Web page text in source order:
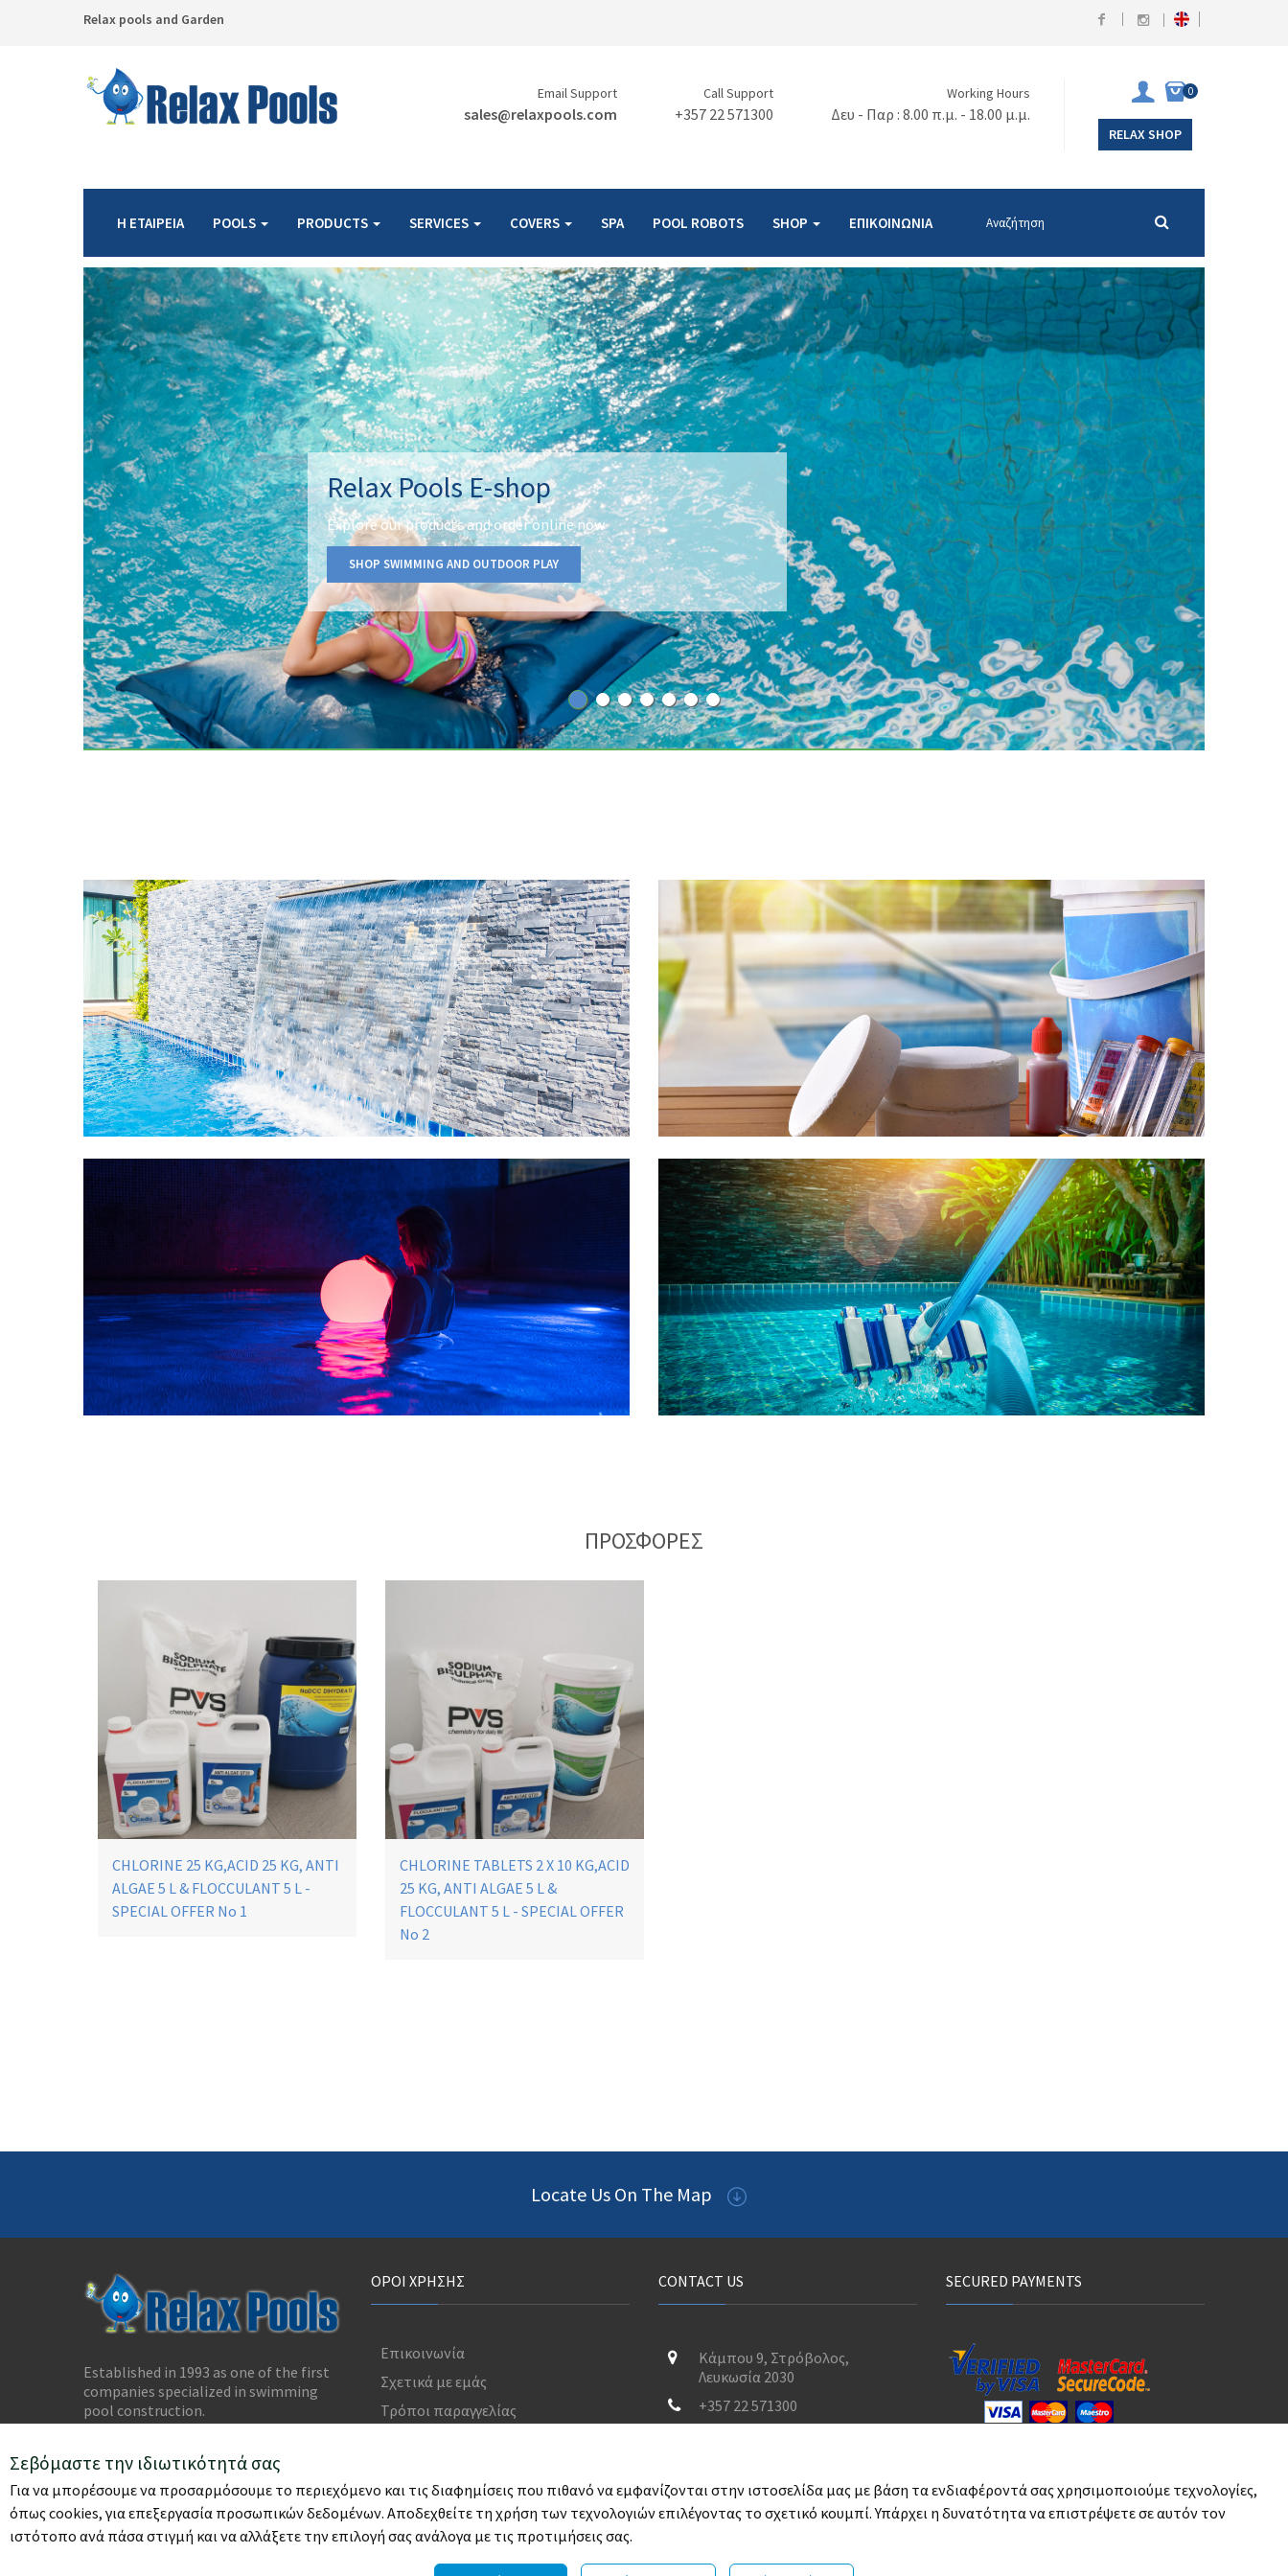
Relax pools and Garden
Email Support
sales@relaxpools.com
Call Support
+357 22 571300
Working Hours
Δευ - Παρ : 8.00 π.μ. - 18.00 μ.μ.
0
RELAX SHOP
Η ΕΤΑΙΡΕΙΑ POOLS PRODUCTS SERVICES COVERS SPA POOL ROBOTS SHOP ΕΠΙΚΟΙΝΩΝΙΑ
Relax Pools E-shop
Explore our products and order online now
SHOP SWIMMING AND OUTDOOR PLAY
ΠΡΟΣΦΟΡΕΣ
CHLORINE 25 KG,ACID 25 KG, ANTI
ALGAE 5 L & FLOCCULANT 5 L -
SPECIAL OFFER No 1
CHLORINE TABLETS 2 X 10 KG,ACID
25 KG, ANTI ALGAE 5 L &
FLOCCULANT 5 L - SPECIAL OFFER
No 2
Locate Us On The Map
Established in 1993 as one of the first
companies specialized in swimming
pool construction.
holds the leading position in the
quality swimming pool market in
Cyprus.
ΟΡΟΊ ΧΡΉΣΗΣ
Επικοινωνία
Σχετικά με εμάς
Τρόποι παραγγελίας
CONTACT US
Κάμπου 9, Στρόβολος,
Λευκωσία 2030
+357 22 571300
SECURED PAYMENTS
Σεβόμαστε την ιδιωτικότητά σας
Για να μπορέσουμε να προσαρμόσουμε το περιεχόμενο και τις διαφημίσεις που πιθανό να εμφανίζονται στην ιστοσελίδα μας με βάση τα ενδιαφέροντά σας χρησιμοποιούμε τεχνολογίες,
όπως cookies, για επεξεργασία προσωπικών δεδομένων. Αποδεχθείτε τη χρήση των τεχνολογιών επιλέγοντας το σχετικό κουμπί. Υπάρχει η δυνατότητα να επιστρέψετε σε αυτόν τον
ιστότοπο ανά πάσα στιγμή και να αλλάξετε την επιλογή σας ανάλογα με τις προτιμήσεις σας.